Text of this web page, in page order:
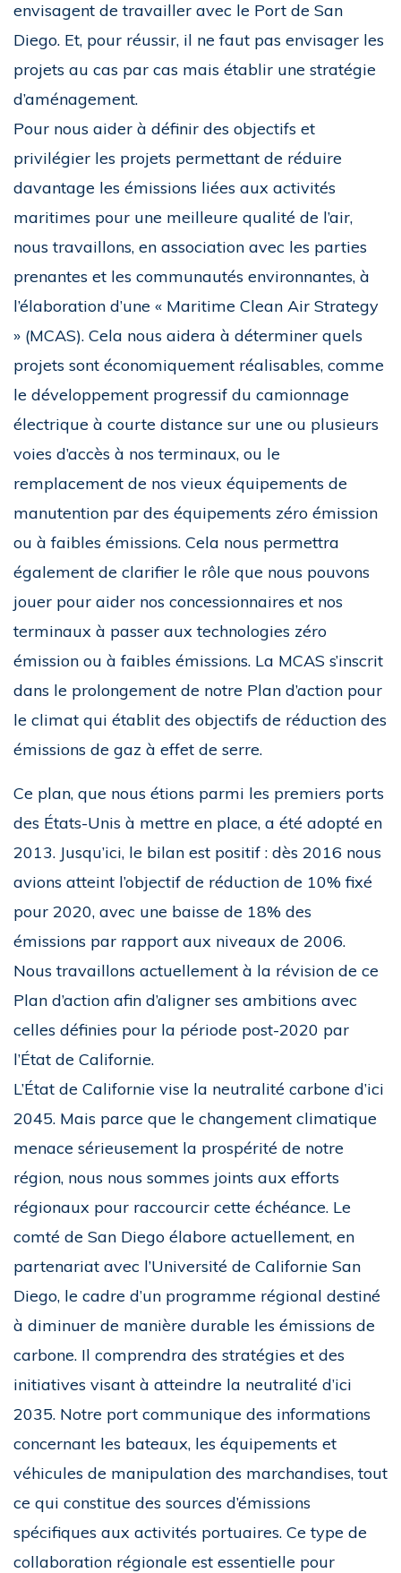
envisagent de travailler avec le Port de San
Diego. Et, pour réussir, il ne faut pas envisager les
projets au cas par cas mais établir une stratégie
d’aménagement.
Pour nous aider à définir des objectifs et
privilégier les projets permettant de réduire
davantage les émissions liées aux activités
maritimes pour une meilleure qualité de l’air,
nous travaillons, en association avec les parties
prenantes et les communautés environnantes, à
l’élaboration d’une « Maritime Clean Air Strategy
» (MCAS). Cela nous aidera à déterminer quels
projets sont économiquement réalisables, comme
le développement progressif du camionnage
électrique à courte distance sur une ou plusieurs
voies d’accès à nos terminaux, ou le
remplacement de nos vieux équipements de
manutention par des équipements zéro émission
ou à faibles émissions. Cela nous permettra
également de clarifier le rôle que nous pouvons
jouer pour aider nos concessionnaires et nos
terminaux à passer aux technologies zéro
émission ou à faibles émissions. La MCAS s’inscrit
dans le prolongement de notre Plan d’action pour
le climat qui établit des objectifs de réduction des
émissions de gaz à effet de serre.
Ce plan, que nous étions parmi les premiers ports
des États-Unis à mettre en place, a été adopté en
2013. Jusqu’ici, le bilan est positif : dès 2016 nous
avions atteint l’objectif de réduction de 10% fixé
pour 2020, avec une baisse de 18% des
émissions par rapport aux niveaux de 2006.
Nous travaillons actuellement à la révision de ce
Plan d’action afin d’aligner ses ambitions avec
celles définies pour la période post-2020 par
l’État de Californie.
L’État de Californie vise la neutralité carbone d’ici
2045. Mais parce que le changement climatique
menace sérieusement la prospérité de notre
région, nous nous sommes joints aux efforts
régionaux pour raccourcir cette échéance. Le
comté de San Diego élabore actuellement, en
partenariat avec l’Université de Californie San
Diego, le cadre d’un programme régional destiné
à diminuer de manière durable les émissions de
carbone. Il comprendra des stratégies et des
initiatives visant à atteindre la neutralité d’ici
2035. Notre port communique des informations
concernant les bateaux, les équipements et
véhicules de manipulation des marchandises, tout
ce qui constitue des sources d’émissions
spécifiques aux activités portuaires. Ce type de
collaboration régionale est essentielle pour